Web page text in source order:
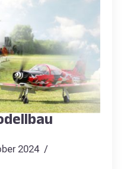
2024